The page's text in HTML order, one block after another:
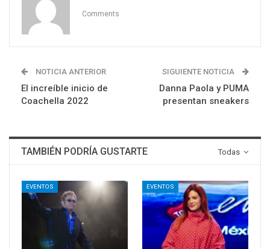
Comments
NOTICIA ANTERIOR
El increíble inicio de
Coachella 2022
SIGUIENTE NOTICIA
Danna Paola y PUMA
presentan sneakers
Todas
TAMBIÉN PODRÍA GUSTARTE
EVENTOS EVENTOS